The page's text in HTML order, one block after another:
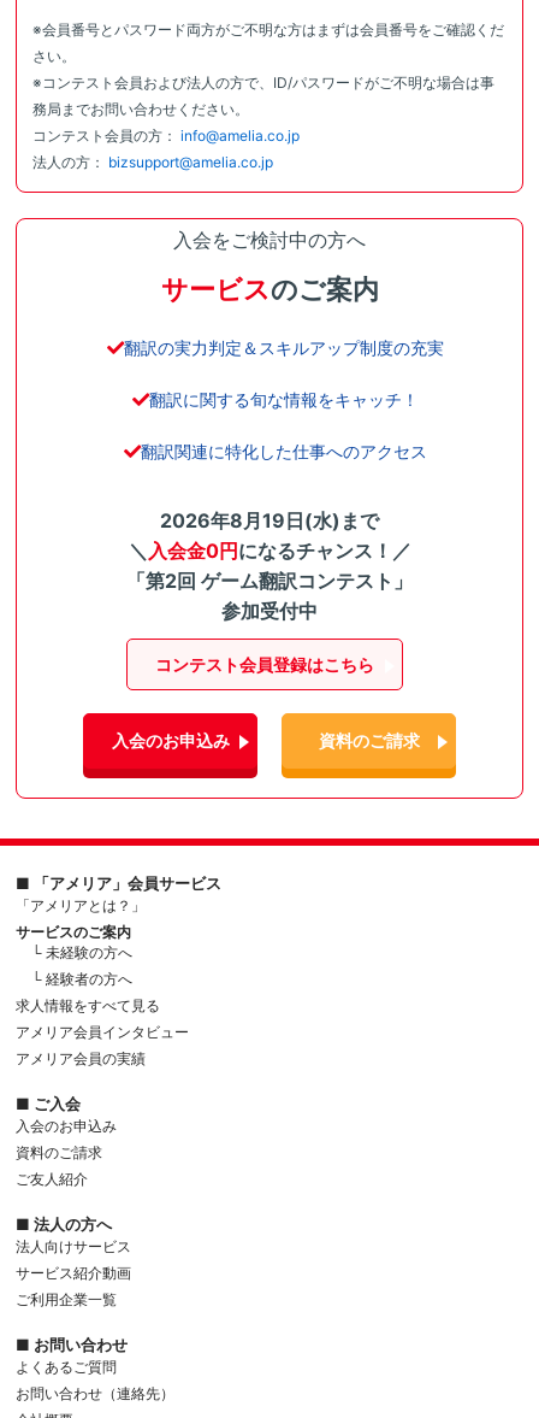
※会員番号とパスワード両方がご不明な方はまずは会員番号をご確認くだ
さい。
※コンテスト会員および法人の方で、ID/パスワードがご不明な場合は事
務局までお問い合わせください。
コンテスト会員の方： info@amelia.co.jp
法人の方： bizsupport@amelia.co.jp
入会をご検討中の方へ
サービスのご案内
翻訳の実力判定＆スキルアップ制度の充実
翻訳に関する旬な情報をキャッチ！
翻訳関連に特化した仕事へのアクセス
2026年8月19日(水)まで
＼ 入会金0円になるチャンス！／
「第2回 ゲーム翻訳コンテスト」
参加受付中
コンテスト会員登録はこちら
入会のお申込み 資料のご請求
■ 「アメリア」会員サービス
「アメリアとは？」
サービスのご案内
└ 未経験の方へ
└ 経験者の方へ
求人情報をすべて見る
アメリア会員インタビュー
アメリア会員の実績
■ ご入会
入会のお申込み
資料のご請求
ご友人紹介
■ 法人の方へ
法人向けサービス
サービス紹介動画
ご利用企業一覧
■ お問い合わせ
よくあるご質問
お問い合わせ（連絡先）